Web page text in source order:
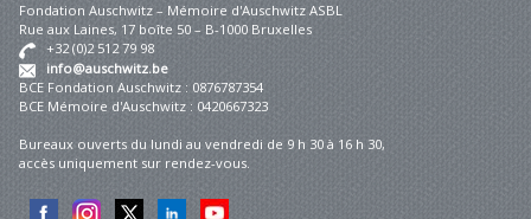
Fondation Auschwitz – Mémoire d'Auschwitz ASBL
Rue aux Laines, 17 boîte 50 – B-1000 Bruxelles
+32 (0)2 512 79 98
info@auschwitz.be
BCE Fondation Auschwitz : 0876787354
BCE Mémoire d'Auschwitz : 0420667323
Bureaux ouverts du lundi au vendredi de 9 h 30 à 16 h 30,
accès uniquement sur rendez-vous.